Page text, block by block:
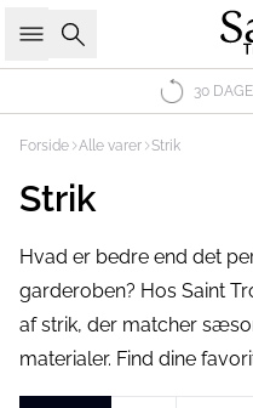
Søg
30
Forside Alle varer Strik
Strik
Hvad er bedre end det
garderoben? Hos Saint
af strik, der matcher
materialer. Find dine